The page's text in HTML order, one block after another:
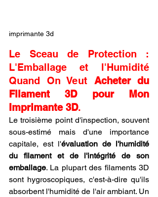
imprimante 3d
Le Sceau de Protection :
L'Emballage et l'Humidité
Quand On Veut Acheter du
Filament 3D pour Mon
Imprimante 3D.
Le troisième point d'inspection, souvent
sous-estimé mais d'une importance
capitale, est l'évaluation de l'humidité
du filament et de l'intégrité de son
emballage. La plupart des filaments 3D
sont hygroscopiques, c'est-à-dire qu'ils
absorbent l'humidité de l'air ambiant. Un